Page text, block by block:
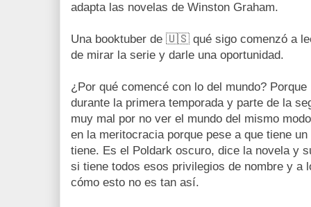
adapta las novelas de Winston Graham.
Una booktuber de 🇺🇸 qué sigo comenzó a
de mirar la serie y darle una oportunidad.
¿Por qué comencé con lo del mundo?
durante la primera temporada y parte de la
muy mal por no ver el mundo del mismo
en la meritocracia porque pese a que tiene
tiene. Es el Poldark oscuro, dice la novela y
si tiene todos esos privilegios de nombre y a
cómo esto no es tan así.